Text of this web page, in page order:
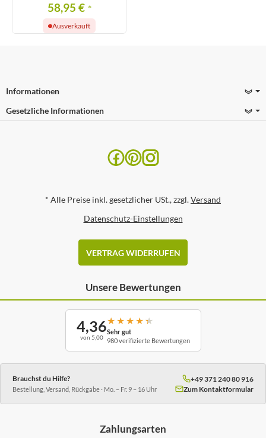
58,95 € *
Ausverkauft
Informationen
Gesetzliche Informationen
* Alle Preise inkl. gesetzlicher USt., zzgl.Versand
Datenschutz-Einstellungen
VERTRAG WIDERRUFEN
Unsere Bewertungen
4,36
von 5,00
★ ★ ★ ★ ★
Sehr gut
980 verifizierte Bewertungen
Brauchst du Hilfe?
Bestellung, Versand, Rückgabe · Mo. – Fr. 9 – 16 Uhr
+49 371 240 80 916
Zum Kontaktformular
Zahlungsarten